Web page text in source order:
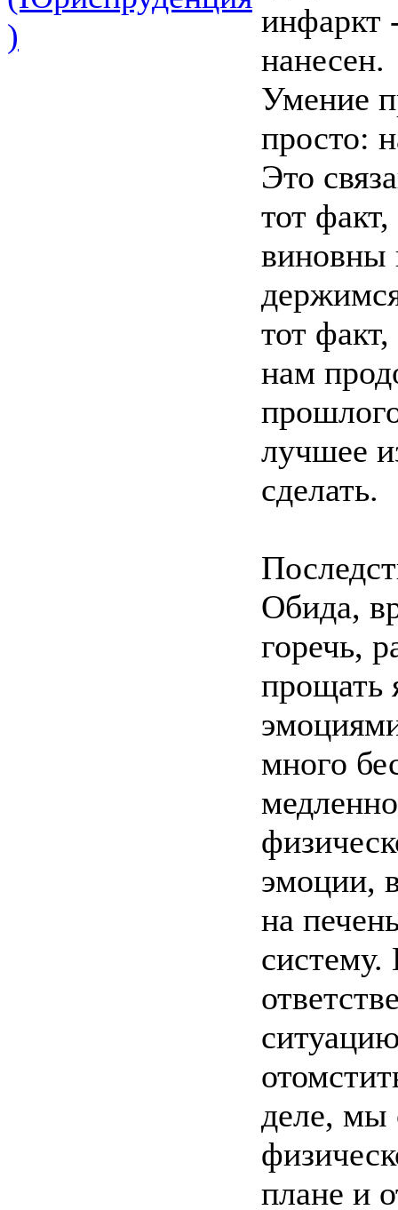
)
инфаркт
нанесен.
Умение
просто:
Это
тот
виновны
тот
нам
лучшее
сделать.
Обида,
горечь,
прощать
много
эмоции,
на
деле, мы
плане и